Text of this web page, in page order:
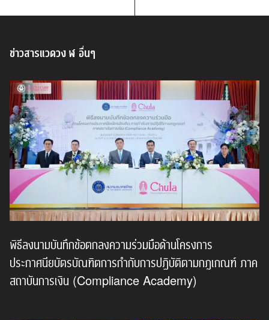
ข่าวสารแวดวง ฬ อื่นๆ
พิธีลงนามบันทึกข้อตกลงความร่วมมือด้านโครงการ
ประกาศนียบัตรบัณฑิตการกำกับการปฏิบัติตามกฎเกณฑ์ ภาค
สถาบันการเงิน (Compliance Academy)